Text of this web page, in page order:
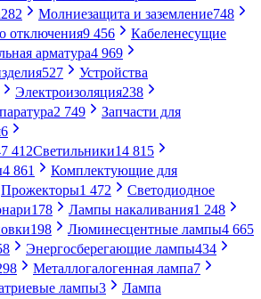
282 Молниезащита и заземление748
отключения9 456
Кабеленесущие
арматура4 969
527
Устройства
Электроизоляция238
2 749
Запчасти для
6
412Светильники14 815
4 861
Комплектующие для
Прожекторы1 472
Светодиодное
178 Лампы накаливания1 248
198 Люминесцентные лампы4 665
Энергосберегающие лампы434
Металлогалогенная лампа7
лампы3
Лампа